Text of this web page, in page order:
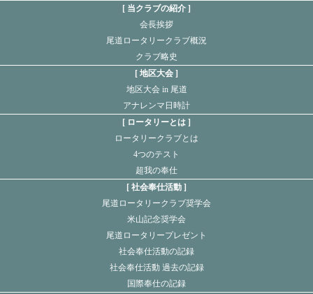
当クラブの紹介
会長挨拶
尾道ロータリークラブ概況
クラブ略史
地区大会
地区大会 in 尾道
アナレンマ日時計
ロータリーとは
ロータリークラブとは
4つのテスト
超我の奉仕
社会奉仕活動
尾道ロータリークラブ奨学会
米山記念奨学会
尾道ロータリープレゼント
社会奉仕活動の記録
社会奉仕活動 過去の記録
国際奉仕の記録